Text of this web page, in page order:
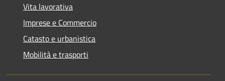
Vita lavorativa
Imprese e Commercio
Catasto e urbanistica
Mobilità e trasporti